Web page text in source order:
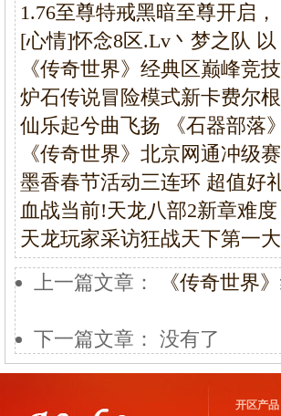
1.76至尊特戒黑暗至尊开启，
[心情]怀念8区.Lv丶梦之队 以
《传奇世界》经典区巅峰竞技
炉石传说冒险模式新卡费尔根
仙乐起兮曲飞扬 《石器部落》
《传奇世界》北京网通冲级赛
墨香春节活动三连环 超值好
血战当前!天龙八部2新章难度
天龙玩家采访狂战天下第一大
上一篇文章：
《传奇世界
下一篇文章： 没有了
开区产品